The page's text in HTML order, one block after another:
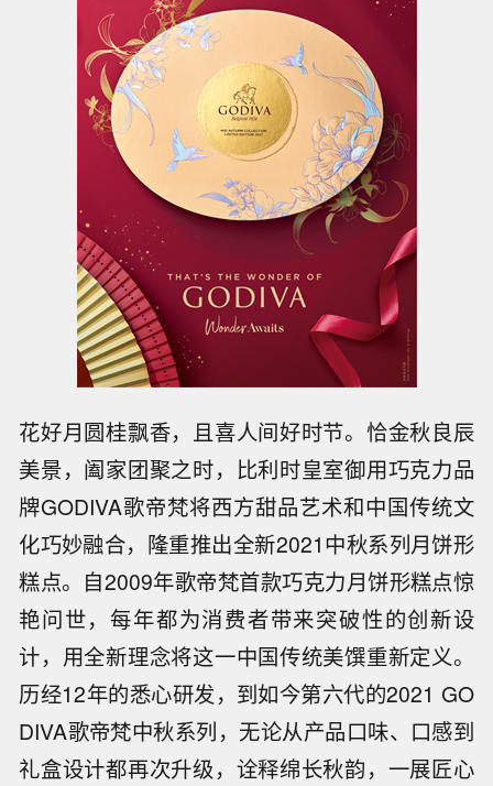
花好月圆桂飘香，且喜人间好时节。恰金秋良辰
美景，阖家团聚之时，比利时皇室御用巧克力品
牌GODIVA歌帝梵将西方甜品艺术和中国传统文
化巧妙融合，隆重推出全新2021中秋系列月饼形
糕点。自2009年歌帝梵首款巧克力月饼形糕点惊
艳问世，每年都为消费者带来突破性的创新设
计，用全新理念将这一中国传统美馔重新定义。
历经12年的悉心研发，到如今第六代的2021 GO
DIVA歌帝梵中秋系列，无论从产品口味、口感到
礼盒设计都再次升级，诠释绵长秋韵，一展匠心